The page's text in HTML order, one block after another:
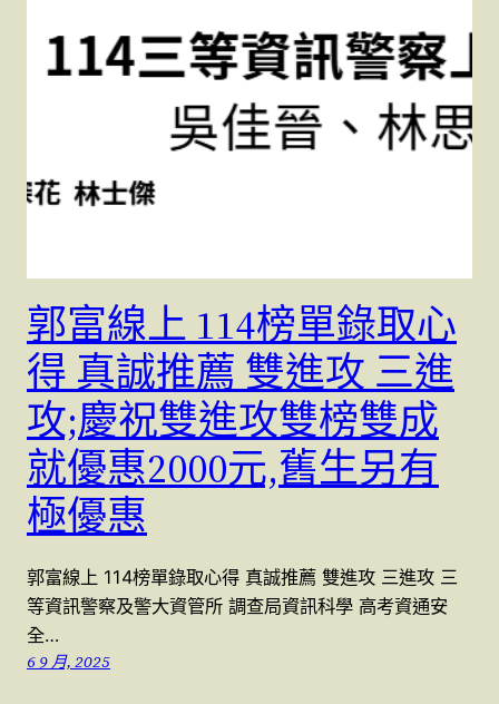
郭富線上 114榜單錄取心
得 真誠推薦 雙進攻 三進
攻;慶祝雙進攻雙榜雙成
就優惠2000元,舊生另有
極優惠
郭富線上 114榜單錄取心得 真誠推薦 雙進攻 三進攻 三
等資訊警察及警大資管所 調查局資訊科學 高考資通安
全…
6 9 月, 2025